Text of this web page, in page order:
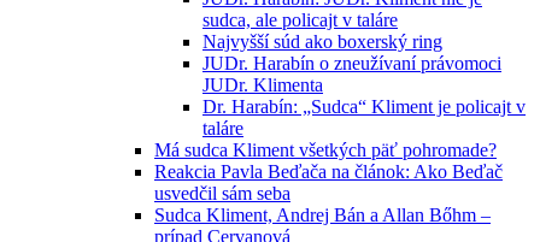
sudca, ale policajt v taláre
Najvyšší súd ako boxerský ring
JUDr. Harabín o zneužívaní právomoci
JUDr. Klimenta
Dr. Harabín: „Sudca“ Kliment je policajt v
taláre
Má sudca Kliment všetkých päť pohromade?
Reakcia Pavla Beďača na článok: Ako Beďač
usvedčil sám seba
Sudca Kliment, Andrej Bán a Allan Bőhm –
prípad Cervanová